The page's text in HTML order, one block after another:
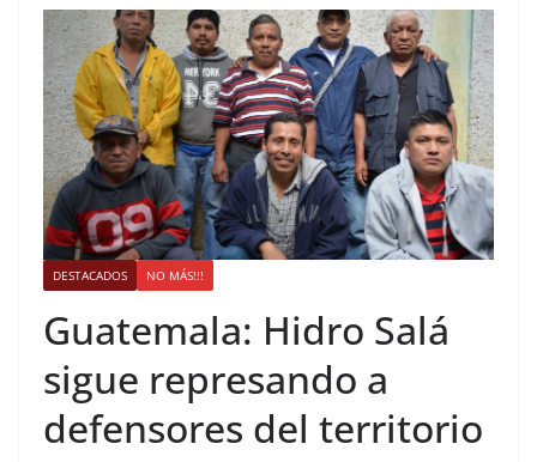
DESTACADOS NO MÁS!!!
Guatemala: Hidro Salá
sigue represando a
defensores del territorio